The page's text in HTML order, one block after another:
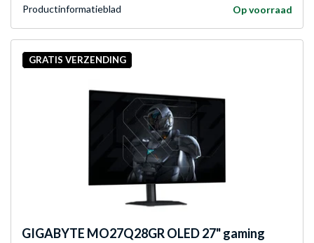
Op voorraad
Product­informatieblad
GRATIS VERZENDING
GIGABYTE MO27Q28GR OLED 27" gaming